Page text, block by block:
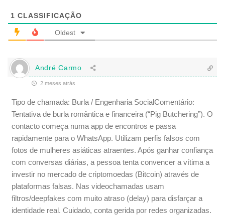
a
ó
)
1 CLASSIFICAÇÃO
Oldest
André Carmo
2 meses atrás
Tipo de chamada: Burla / Engenharia SocialComentário:
Tentativa de burla romântica e financeira (“Pig Butchering”). O
contacto começa numa app de encontros e passa
rapidamente para o WhatsApp. Utilizam perfis falsos com
fotos de mulheres asiáticas atraentes. Após ganhar confiança
com conversas diárias, a pessoa tenta convencer a vítima a
investir no mercado de criptomoedas (Bitcoin) através de
plataformas falsas. Nas videochamadas usam
filtros/deepfakes com muito atraso (delay) para disfarçar a
identidade real. Cuidado, conta gerida por redes organizadas.